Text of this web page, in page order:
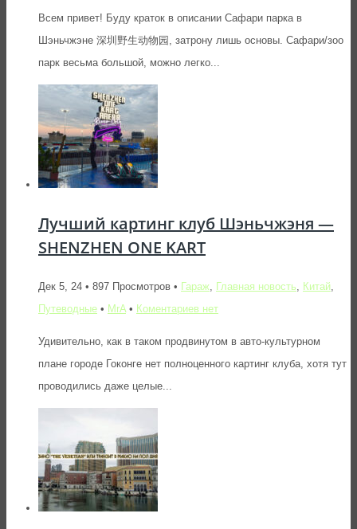
Всем привет! Буду краток в описании Сафари парка в
Шэньчжэне 深圳野生动物园, затрону лишь основы. Сафари/зоо
парк весьма большой, можно легко...
Лучший картинг клуб Шэньчжэня —
SHENZHEN ONE KART
Дек 5, 24 • 897 Просмотров • Гараж Главная новость Китай
Путеводные • MrA • Коментариев нет
Удивительно, как в таком продвинутом в авто-культурном
плане городе Гоконге нет полноценного картинг клуба, хотя тут
проводились даже целые...